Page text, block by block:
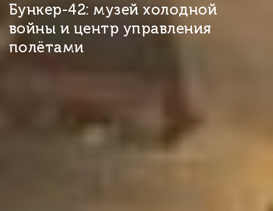
Бункер-42: музей холодной
войны и центр управления
полётами